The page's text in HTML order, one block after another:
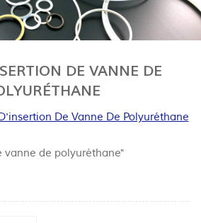
DE VANNE DE
De Vanne De Polyuréthane
vanne de polyuréthane"